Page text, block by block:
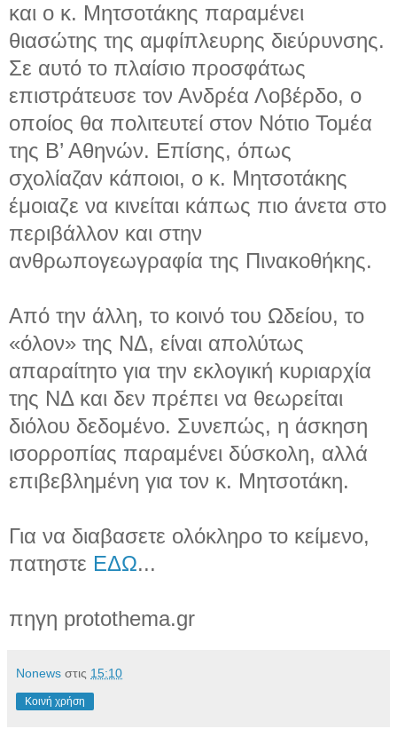
και ο κ. Μητσοτάκης παραμένει
θιασώτης της αμφίπλευρης διεύρυνσης.
Σε αυτό το πλαίσιο προσφάτως
επιστράτευσε τον Ανδρέα Λοβέρδο, ο
οποίος θα πολιτευτεί στον Νότιο Τομέα
της Β’ Αθηνών. Επίσης, όπως
σχολίαζαν κάποιοι, ο κ. Μητσοτάκης
έμοιαζε να κινείται κάπως πιο άνετα στο
περιβάλλον και στην
ανθρωπογεωγραφία της Πινακοθήκης.
Από την άλλη, το κοινό του Ωδείου, το
«όλον» της ΝΔ, είναι απολύτως
απαραίτητο για την εκλογική κυριαρχία
της ΝΔ και δεν πρέπει να θεωρείται
διόλου δεδομένο. Συνεπώς, η άσκηση
ισορροπίας παραμένει δύσκολη, αλλά
επιβεβλημένη για τον κ. Μητσοτάκη.
Για να διαβασετε ολόκληρο το κείμενο,
πατηστε ΕΔΩ...
πηγη protothema.gr
Nonews στις 15:10
Κοινή χρήση